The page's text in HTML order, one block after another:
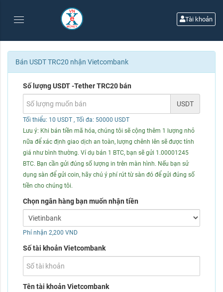
Tài khoản
Bán USDT TRC20 nhận Vietcombank
Số lượng USDT -Tether TRC20 bán
USDT
Tối thiểu: 10 USDT , Tối đa: 50000 USDT
Lưu ý: Khi bán tiền mã hóa, chúng tôi sẽ cộng thêm 1 lượng nhỏ
nữa để xác định giao dịch an toàn, lượng chênh lên sẽ được tính
giá như bình thường. Ví dụ bán 1 BTC, bạn sẽ gửi 1.00001245
BTC. Bạn cần gửi đúng số lượng in trên màn hình. Nếu bạn sử
dụng sàn để gửi coin, hãy chú ý phí rút từ sàn đó để gửi đúng số
tiền cho chúng tôi.
Chọn ngân hàng bạn muốn nhận tiền
Phí nhận 2,200 VND
Số tài khoản Vietcombank
Tên tài khoản Vietcombank